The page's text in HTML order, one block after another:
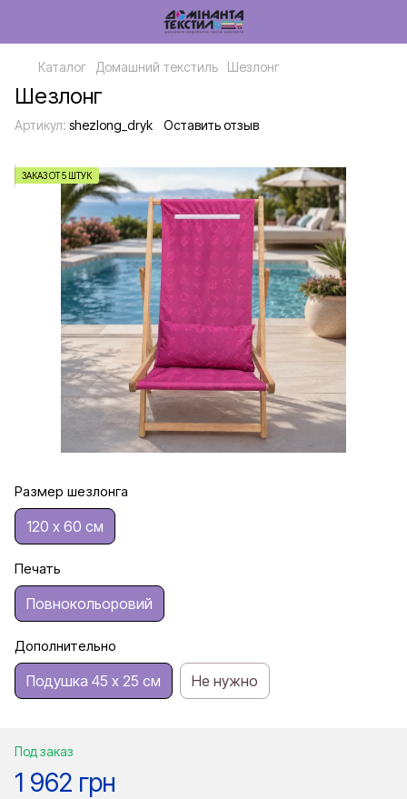
Каталог Домашний текстиль Шезлонг
Шезлонг
Артикул: shezlong_dryk Оставить отзыв
ЗАКАЗ ОТ 5 ШТУК
Размер шезлонга
120 х 60 см
Печать
Повнокольоровий
Дополнительно
Подушка 45 х 25 см Не нужно
Под заказ
1 962 грн